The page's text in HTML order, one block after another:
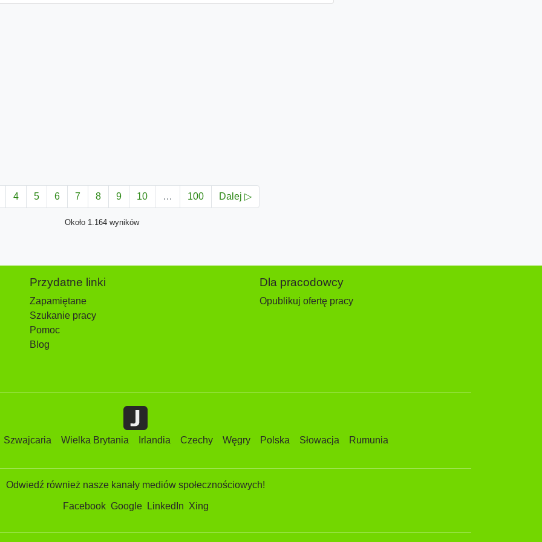
4 5 6 7 8 9 10 … 100 Dalej ▷
Około 1.164 wyników
Przydatne linki
Zapamiętane
Szukanie pracy
Pomoc
Blog
Dla pracodowcy
Opublikuj ofertę pracy
Szwajcaria Wielka Brytania Irlandia Czechy Węgry Polska Słowacja Rumunia
Odwiedź również nasze kanały mediów społecznościowych!
Facebook Google LinkedIn Xing